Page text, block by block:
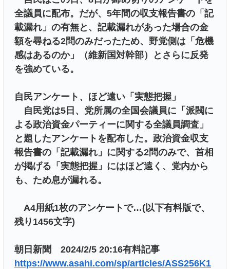
全議員に配布。だが、5年間の収支報告書の「記
載漏れ」の有無と、記載漏れがあった場合の金
額を尋ねる2問のみだったため、野党側は「危機
感はあるのか」（維新国対幹部）とさらに反発
を強めている。
自民アンケート、ほど遠い「実態把握」
自民党は5日、党所属の全国会議員に「派閥に
よる政治資金パーティーに関する全議員調査」
と題したアンケートを配布した。政治資金収支
報告書の「記載漏れ」に関する2問のみで、首相
が掲げる「実態把握」にはほど遠く、党内から
も、ため息が漏れる。
A4用紙1枚のアンケートで…(以下有料版で、
残り1456文字)
朝日新聞 2024/2/5 20:16有料記事
https://www.asahi.com/sp/articles/ASS256K1